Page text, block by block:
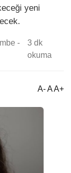
yeni
-
3 dk
okuma
A- A A+